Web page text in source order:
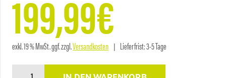
Ursprünglicher
Preis
199,99€
Aktueller
exkl. 19 % MwSt.ggf. zzgl.Versandkosten Lieferfrist:3-5 Tage